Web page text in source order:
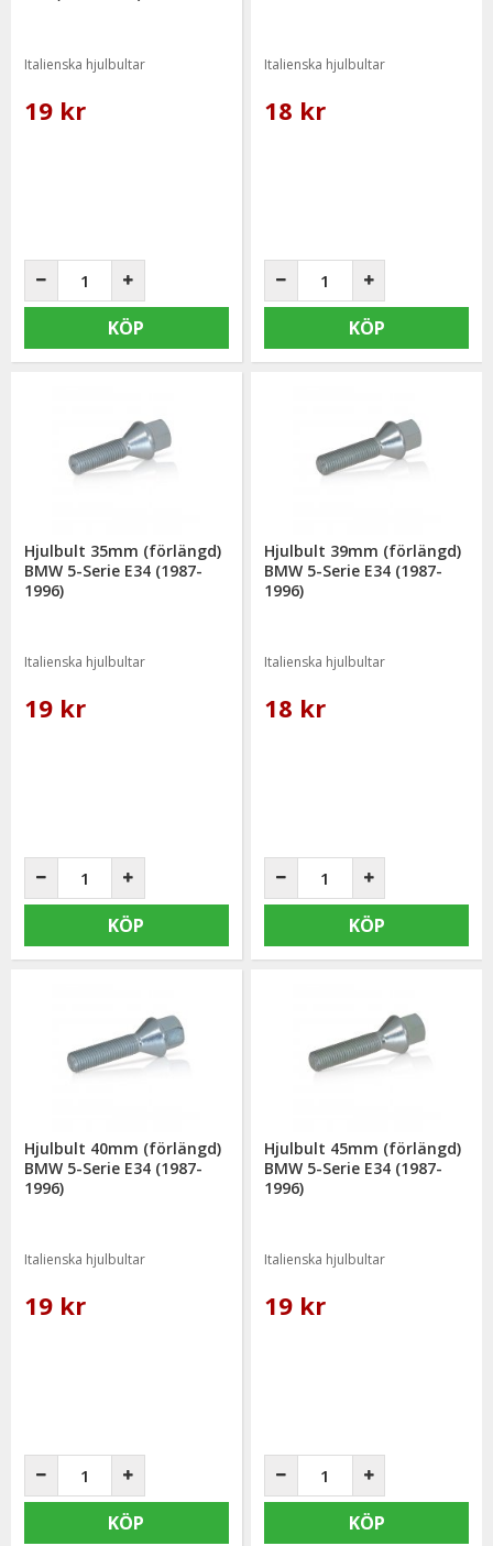
Italienska hjulbultar
19 kr
KÖP
Italienska hjulbultar
18 kr
KÖP
Hjulbult 35mm (förlängd)
BMW 5-Serie E34 (1987-
1996)
Italienska hjulbultar
19 kr
KÖP
Hjulbult 39mm (förlängd)
BMW 5-Serie E34 (1987-
1996)
Italienska hjulbultar
18 kr
KÖP
Hjulbult 40mm (förlängd)
BMW 5-Serie E34 (1987-
1996)
Italienska hjulbultar
19 kr
KÖP
Hjulbult 45mm (förlängd)
BMW 5-Serie E34 (1987-
1996)
Italienska hjulbultar
19 kr
KÖP